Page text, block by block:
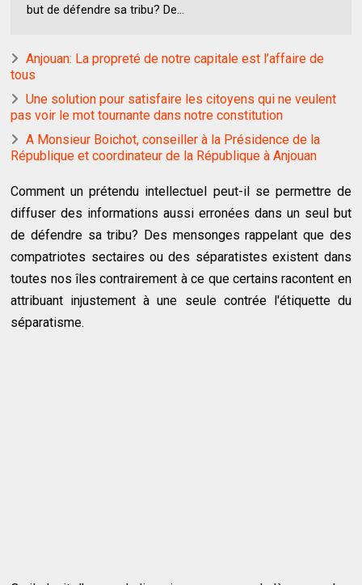
but de défendre sa tribu? De...
Anjouan: La propreté de notre capitale est l’affaire de
tous
Une solution pour satisfaire les citoyens qui ne veulent
pas voir le mot tournante dans notre constitution
A Monsieur Boichot, conseiller à la Présidence de la
République et coordinateur de la République à Anjouan
Comment un prétendu intellectuel peut-il se permettre de
diffuser des informations aussi erronées dans un seul but
de défendre sa tribu? Des mensonges rappelant que des
compatriotes sectaires ou des séparatistes existent dans
toutes nos îles contrairement à ce que certains racontent en
attribuant injustement à une seule contrée l'étiquette du
séparatisme.